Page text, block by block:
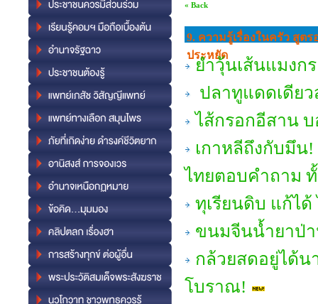
« Back
9. ความรู้เรื่องในครัว สูต
ประหยัด
ยำวุ้นเส้นแมงก
ปลาทูแดดเดีย
ไส้กรอกอีสาน
เกาหลีถึงกับมึน!
ไทยตอบคำถาม ทั้
ทุเรียนดิบ แก้ได้
ขนมจีนน้ำยาป่า
กล้วยสดอยู่ได้น
โบราณ!